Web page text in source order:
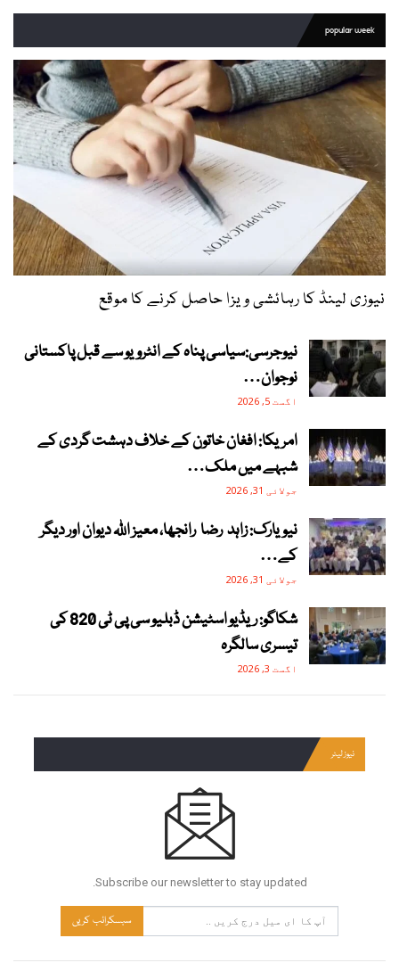
popular week
نیوزی لینڈ کا رہائشی ویزا حاصل کرنے کا موقع
نیوجرسی:سیاسی پناہ کے انٹرویو سے قبل پاکستانی
نوجوان…
اگست 5, 2026
امریکا: افغان خاتون کے خلاف دہشت گردی کے
شبہے میں ملک…
جولائی 31, 2026
نیویارک: زاہد رضا رانجھا، معیز اللہ دیوان اور دیگر
کے…
جولائی 31, 2026
شکاگو: ریڈیو اسٹیشن ڈبلیو سی پی ٹی 820 کی
تیسری سالگرہ
اگست 3, 2026
نیوز لیٹر
Subscribe our newsletter to stay updated.
سبسکرائب کریں